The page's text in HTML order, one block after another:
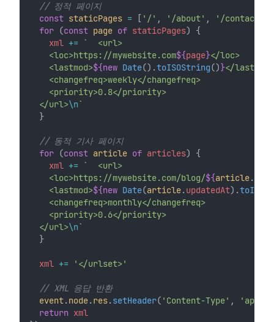
// 정적 페이지
const staticPages = [ '/' , '/about' , '/contact'
for (const page of staticPages) {
xml += `  <url>
    <loc>https://mywebsite.com
${page}</loc>
    <lastmod>
${new Date().toISOString()}</lastmod>
    <changefreq>weekly</changefreq>
    <priority>0.8</priority>
  </url>
\n`
  }
// 동적 기사 페이지
for (const article of articles) {
xml += `  <url>
    <loc>https://mywebsite.com/blog/
${article.
    <lastmod>
${new Date(article.updatedAt).
    <changefreq>monthly</changefreq>
    <priority>0.6</priority>
  </url>
\n`
  }
xml += '</urlset>'
// XML 응답 반환
event.node.res.setHeader( 'Content-Type' ,
return xml